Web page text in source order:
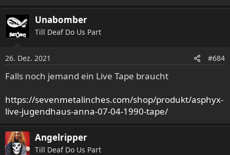
Unabomber
Till Deaf Do Us Part
26. Dez. 2021 #684
Falls noch jemand ein Live Tape braucht
https://sevenmetalinches.com/shop/produkt/asphyx-
live-jugendhaus-anna-07-04-1990-tape/
Angelripper
Till Deaf Do Us Part